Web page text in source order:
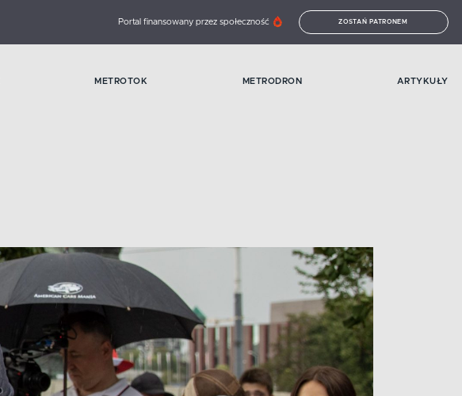
Portal finansowany przez społeczność ZOSTAŃ PATRONEM
METROTOK METRODRON ARTYKUŁY